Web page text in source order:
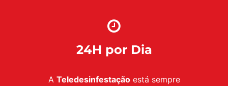
24H por Dia
A Teledesinfestaçãoestá sempre